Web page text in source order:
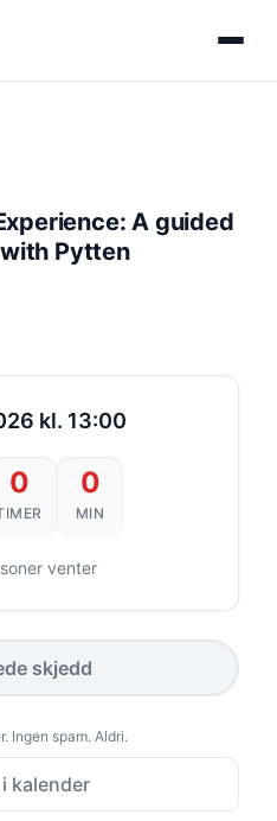
A guided
Pytten
kl. 13:00
0 0
MIN
venter
skjedd
Ingen spam. Aldri.
kalender